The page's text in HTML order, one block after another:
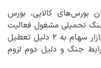
بورس‌های کالایی، بورس
تحمیلی مشغول فعالیت
بودند، افزود: در طول ۵۱ روز کاری، بازار سهام به ۲ دلیل تعطیل
جنگ و دلیل دوم لزوم